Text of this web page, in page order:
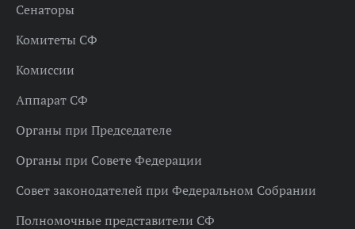
Сенаторы
Комитеты СФ
Комиссии
Аппарат СФ
Органы при Председателе
Органы при Совете Федерации
Совет законодателей при Федеральном Собрании
Полномочные представители СФ